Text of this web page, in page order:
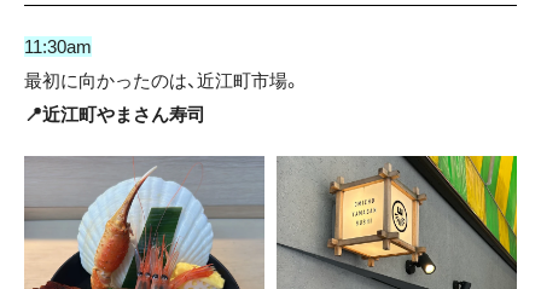
11:30am
最初に向かったのは、近江町市場。
📍近江町やまさん寿司